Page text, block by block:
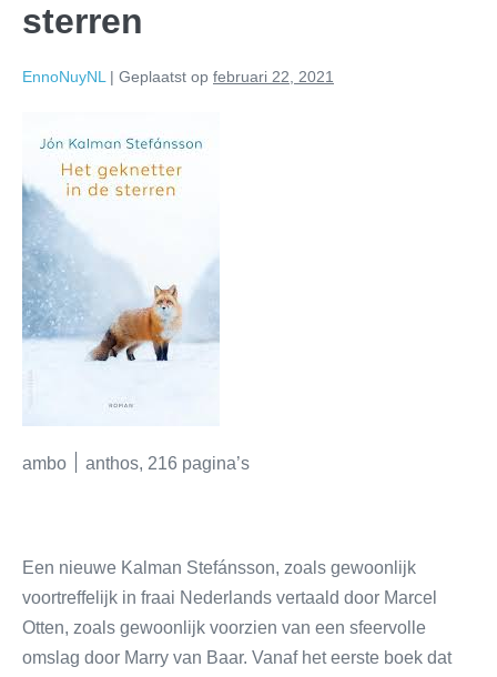
sterren
EnnoNuyNL | Geplaatst op februari 22, 2021
ambo ׀ anthos, 216 pagina’s
Een nieuwe Kalman Stefánsson, zoals gewoonlijk
voortreffelijk in fraai Nederlands vertaald door Marcel
Otten, zoals gewoonlijk voorzien van een sfeervolle
omslag door Marry van Baar. Vanaf het eerste boek dat